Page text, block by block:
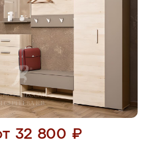
32 800 ₽